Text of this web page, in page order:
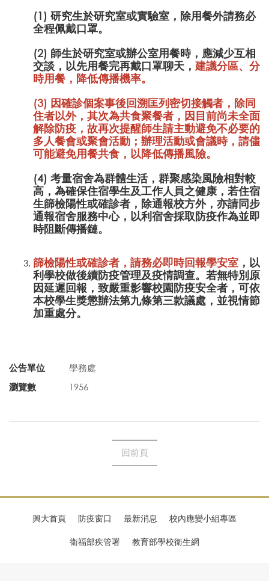
(1) 研究生於研究室或實驗室，除用餐外請務必
全程佩戴口罩。
(2) 師生於研究室或辦公室用餐時，應減少互相
交談，以先用餐完再戴口罩聊天， 建議分區、分
時用餐，降低傳播機率。
(3) 因確診個案事後回溯匡列密切接觸者，除同
住者以外，其次為共食聚餐者，因目前尚未全面
解除防疫，故再次提醒師生請主動避免不必要的
多人餐會或聚會活動；辦理活動或會議時，請儘
可能避免用餐共食 ，以降低傳播風險。
(4) 考量宿舍為群體生活，群聚感染風險相對較
高，為確保住宿學生及工作人員之健康，若住宿
生篩檢陽性或確診者，除通報校方外，亦請同步
通報宿舍服務中心，以利宿舍採取防疫作為並即
時阻斷傳播鏈。
篩檢陽性或確診者，請務必即時回報學安室 ，以
利學校做後續防疫管理及疫情調查。若無特別原
因延遲回報，致嚴重影響校園防疫安全者，可依
本校學生獎懲辦法第九條第三款議處，並視情節
加重處分。
公告單位
學務處
瀏覽數
1956
回前頁
興大首頁 防疫窗口 最新消息 校內應變小組專區
衛福部疾管署 教育部學校衛生網